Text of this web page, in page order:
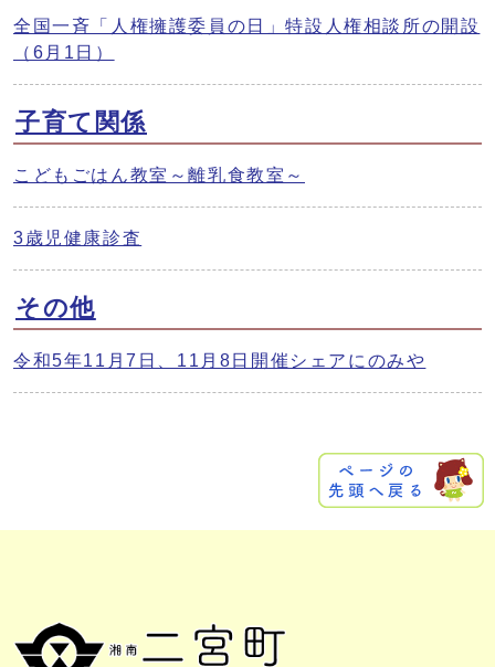
全国一斉「人権擁護委員の日」特設人権相談所の開設
（6月1日）
子育て関係
こどもごはん教室～離乳食教室～
3歳児健康診査
その他
令和5年11月7日、11月8日開催シェアにのみや